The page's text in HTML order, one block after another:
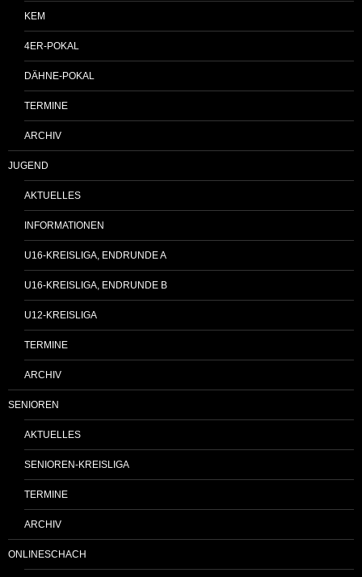
KEM
4ER-POKAL
DÄHNE-POKAL
TERMINE
ARCHIV
JUGEND
AKTUELLES
INFORMATIONEN
U16-KREISLIGA, ENDRUNDE A
U16-KREISLIGA, ENDRUNDE B
U12-KREISLIGA
TERMINE
ARCHIV
SENIOREN
AKTUELLES
SENIOREN-KREISLIGA
TERMINE
ARCHIV
ONLINESCHACH